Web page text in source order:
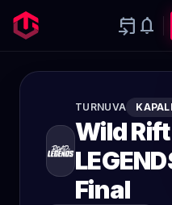
event_upcoming notifications
TURNUVA KAPALI
Wild
Final